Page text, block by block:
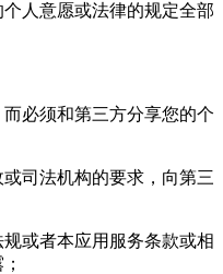
人意愿或法律的规定全部
必须和第三方分享您的个
司法机构的要求，向第三
或者本应用服务条款或相